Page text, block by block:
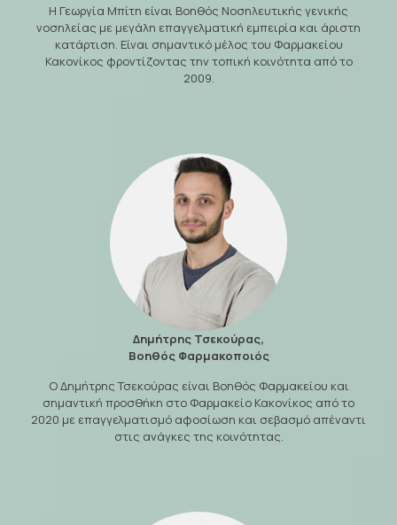
Η Γεωργία Μπίτη είναι Βοηθός Νοσηλευτικής γενικής
νοσηλείας με μεγάλη επαγγελματική εμπειρία και άριστη
κατάρτιση. Είναι σημαντικό μέλος του Φαρμακείου
Κακονίκος φροντίζοντας την τοπική κοινότητα από το
2009.
Δημήτρης Τσεκούρας,
Βοηθός Φαρμακοποιός
Ο Δημήτρης Τσεκούρας είναι Βοηθός Φαρμακείου και
σημαντική προσθήκη στο Φαρμακείο Κακονίκος από το
2020 με επαγγελματισμό αφοσίωση και σεβασμό απέναντι
στις ανάγκες της κοινότητας.